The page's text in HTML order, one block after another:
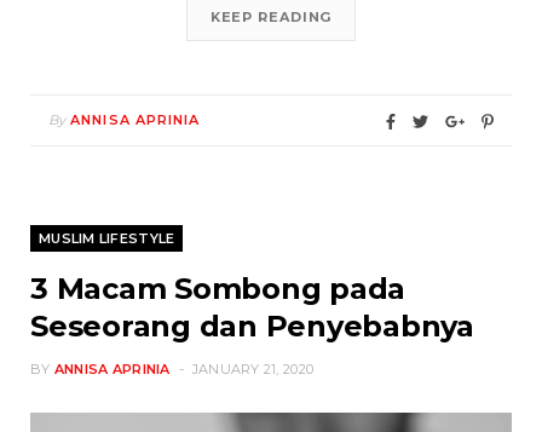
KEEP READING
By ANNISA APRINIA
MUSLIM LIFESTYLE
3 Macam Sombong pada
Seseorang dan Penyebabnya
BY ANNISA APRINIA JANUARY 21, 2020